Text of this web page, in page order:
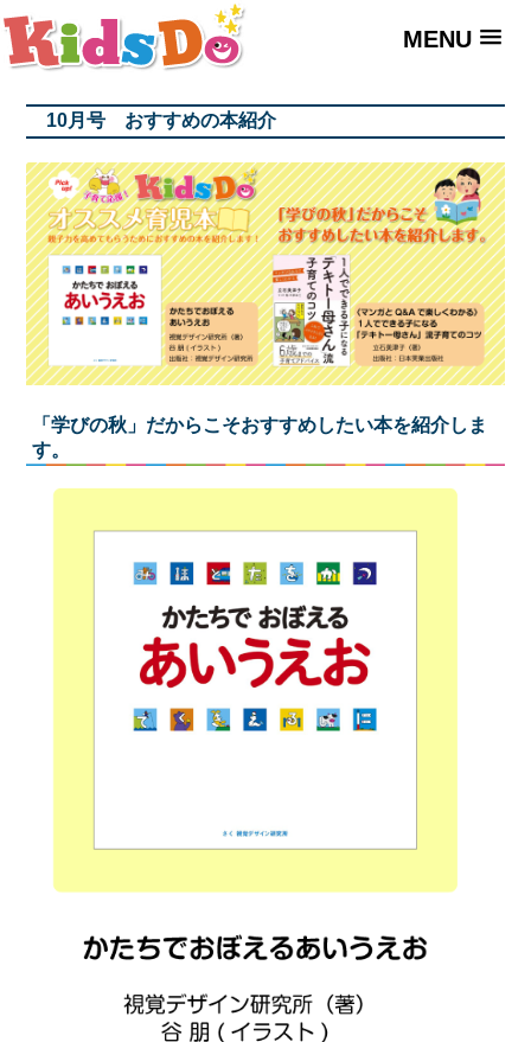
MENU
10月号 おすすめの本紹介
「学びの秋」だからこそおすすめしたい本を紹介しま
す。